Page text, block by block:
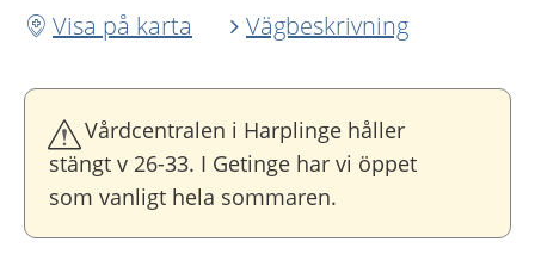
Visa på karta
Vägbeskrivning
Vårdcentralen i Harplinge håller
stängt v 26-33. I Getinge har vi öppet
som vanligt hela sommaren.